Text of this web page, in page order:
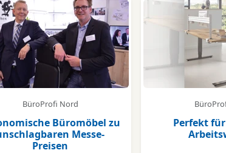
BüroProfi Nord
Büromöbel zu
Messe-
Preisen
Perfekt